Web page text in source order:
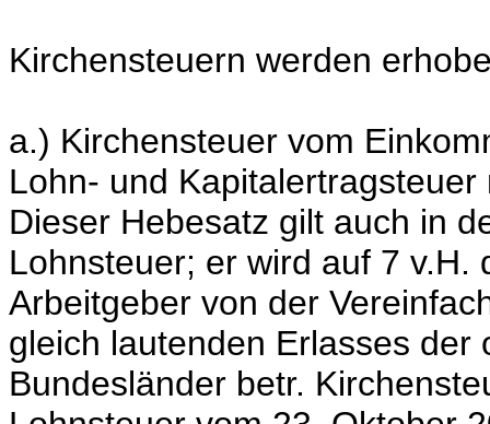
Kirchensteuern werden
a.) Kirchensteuer vom
Lohn- und
Dieser Hebesatz gilt auch in
Lohnsteuer; er wird auf 7
Arbeitgeber von der
gleich lautenden Erlasses
Bundesländer betr.